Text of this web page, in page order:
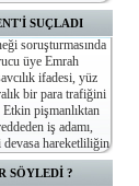
SUÇLADI
soruşturmasında
üye Emrah
ifadesi, yüz
bir para trafiğini
Etkin pişmanlıktan
iş adamı,
devasa hareketliliğin
öne sürdü.
SÖYLEDİ ?